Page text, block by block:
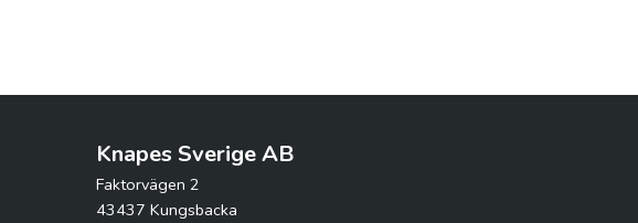
Knapes Sverige AB
Faktorvägen 2
43437 Kungsbacka